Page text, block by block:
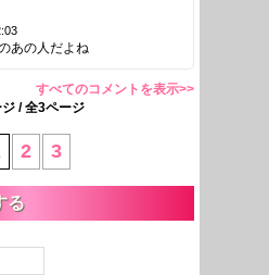
あの人だよね
すべてのコメントを表示>>
/ 全3ページ
2 3
る